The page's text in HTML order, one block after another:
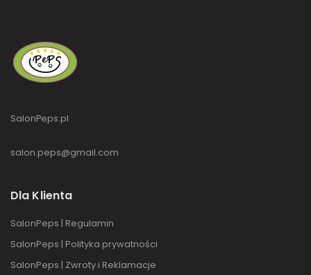
SalonPeps.pl
salon.peps@gmail.com
Dla Klienta
SalonPeps | Regulamin
SalonPeps | Polityka prywatności
SalonPeps | Zwroty i Reklamacje